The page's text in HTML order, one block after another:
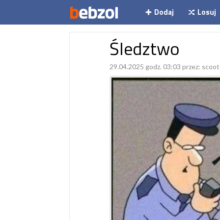
Dodaj Losuj
Śledztwo
29.04.2025 godz. 03:03 przez: